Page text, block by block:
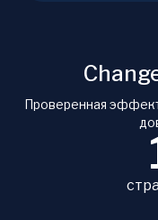
Проверенная